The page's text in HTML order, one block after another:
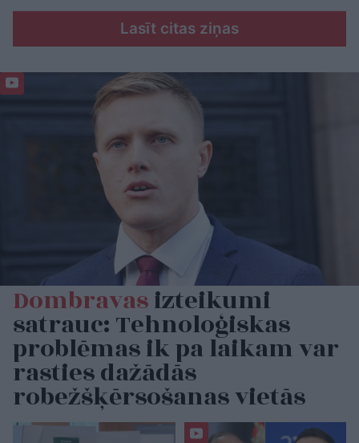
Lasīt citas ziņas
Dombravasizteikumi
satrauc: Tehnoloģiskas
problēmas ik pa laikam var
rasties dažādās
robežšķērsošanas vietās